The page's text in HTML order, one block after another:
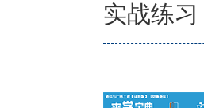
实战练习